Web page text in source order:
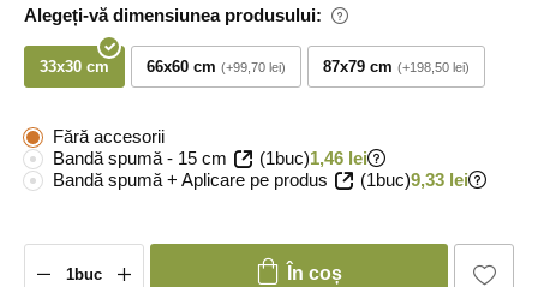
Alegeți-vă dimensiunea produsului:
33x30 cm 66x60 cm +99,70 lei 87x79 cm +198,50 lei
Fără accesorii
Bandă spumă - 15 cm
(1buc)1,46 lei
Bandă spumă + Aplicare pe produs
(1buc)9,33 lei
În coș